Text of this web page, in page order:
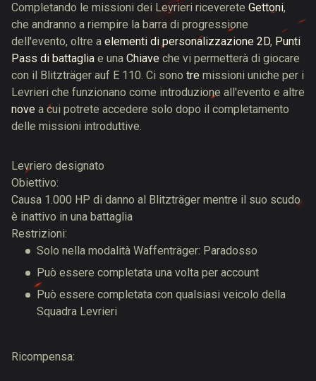
Completando le missioni dei Levrieri riceverete Gettoni,
che andranno a riempire la barra di progressione
dell'evento, oltre a elementi di personalizzazione 2D, Punti
Pass di battaglia e una Chiave che vi permetterà di giocare
con il Blitzträger auf E 110. Ci sono tre missioni uniche per i
Levrieri che funzionano come introduzione all'evento e altre
nove a cui potrete accedere solo dopo il completamento
delle missioni introduttive.
Levriero designato
Obiettivo:
Causa 1.000 HP di danno al Blitzträger mentre il suo scudo
è inattivo in una battaglia
Restrizioni:
Solo nella modalità Waffenträger: Paradosso
Può essere completata una volta per account
Può essere completata con qualsiasi veicolo della
Squadra Levrieri
Ricompensa: